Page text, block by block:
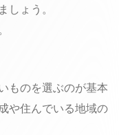
しょう。
ものを選ぶのが基本
や住んでいる地域の